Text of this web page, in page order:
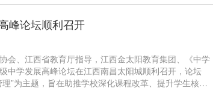
峰论坛顺利召开
会、江西省教育厅指导，江西金太阳教育集团、《中学
中学发展高峰论坛在江西南昌太阳城顺利召开，论坛
”为主题，旨在助推学校深化课程改革、提升学生核心